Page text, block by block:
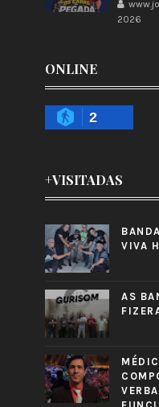
2026
ONLINE
2
+VISITADAS
VIVA
AS